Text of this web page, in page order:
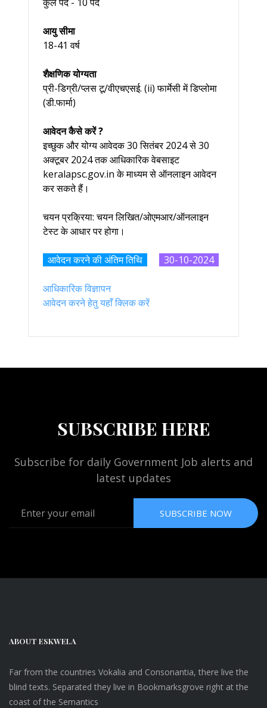
आयु सीमा
18-41 वर्ष
शैक्षणिक योग्यता
प्री-डिग्री/प्लस टू/वीएचएसई. (ii) फार्मेसी में डिप्लोमा
(डी.फार्मा)
आवेदन कैसे करें ?
इच्छुक और योग्य आवेदक 30 सितंबर 2024 से 30
अक्टूबर 2024 तक आधिकारिक वेबसाइट
keralapsc.gov.in के माध्यम से ऑनलाइन आवेदन
कर सकते हैं।
चयन प्रक्रिया: चयन लिखित/ओएमआर/ऑनलाइन
टेस्ट के आधार पर होगा।
आवेदन करने की अंतिम तिथि 30-10-2024
आधिकारिक विज्ञापन
आवेदन करने हेतु यहाँ क्लिक करें
SUBSCRIBE HERE
Subscribe for daily Government Job alerts and
latest updates
SUBSCRIBE NOW
ABOUT ESKWELA
Far from the countries Vokalia and Consonantia, there live the
blind texts. Separated they live in Bookmarksgrove right at the
coast of the Semantics